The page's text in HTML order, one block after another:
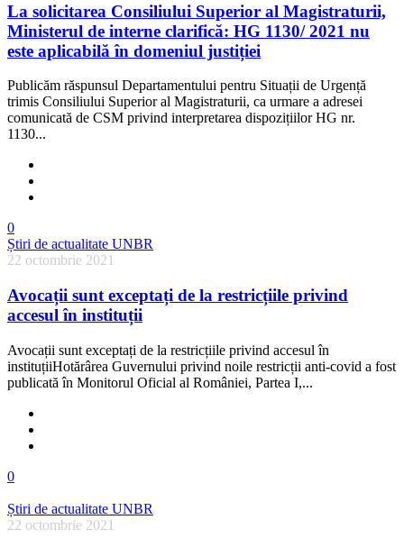
La solicitarea Consiliului Superior al Magistraturii,
Ministerul de interne clarifică: HG 1130/ 2021 nu
este aplicabilă în domeniul justiției
Publicăm răspunsul Departamentului pentru Situații de Urgență
trimis Consiliului Superior al Magistraturii, ca urmare a adresei
comunicată de CSM privind interpretarea dispozițiilor HG nr.
1130...
0
Știri de actualitate UNBR
22 octombrie 2021
Avocații sunt exceptați de la restricțiile privind
accesul în instituții
Avocații sunt exceptați de la restricțiile privind accesul în
instituțiiHotărârea Guvernului privind noile restricții anti-covid a fost
publicată în Monitorul Oficial al României, Partea I,...
0
Știri de actualitate UNBR
22 octombrie 2021